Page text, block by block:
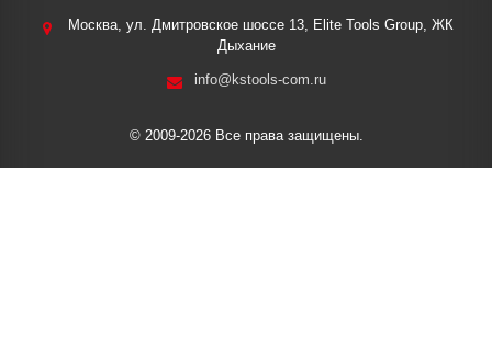
Москва, ул. Дмитровское шоссе 13, Elite Tools Group, ЖК
Дыхание
info@kstools-com.ru
© 2009-2026 Все права защищены.